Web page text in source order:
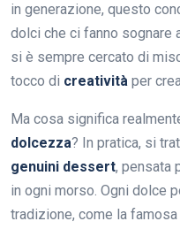
in generazione, questo
dolci che ci fanno sognare
si è sempre cercato di
tocco di creatività per
Ma cosa significa
dolcezza? In pratica, si
genuini dessert, pensata
in ogni morso. Ogni dolce
tradizione, come la famosa